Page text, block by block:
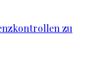
zu